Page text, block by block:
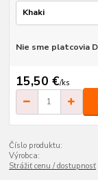
Nie sme platcovia
15,50 €/ks
Číslo produktu:
Výrobca:
Strážiť cenu / dostupnosť